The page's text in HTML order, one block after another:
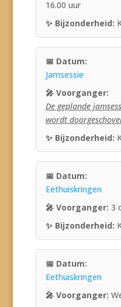
16.00 uur
Jamsessie
De geplande
wordt
Eethuiskringen
3
Eethuiskringen